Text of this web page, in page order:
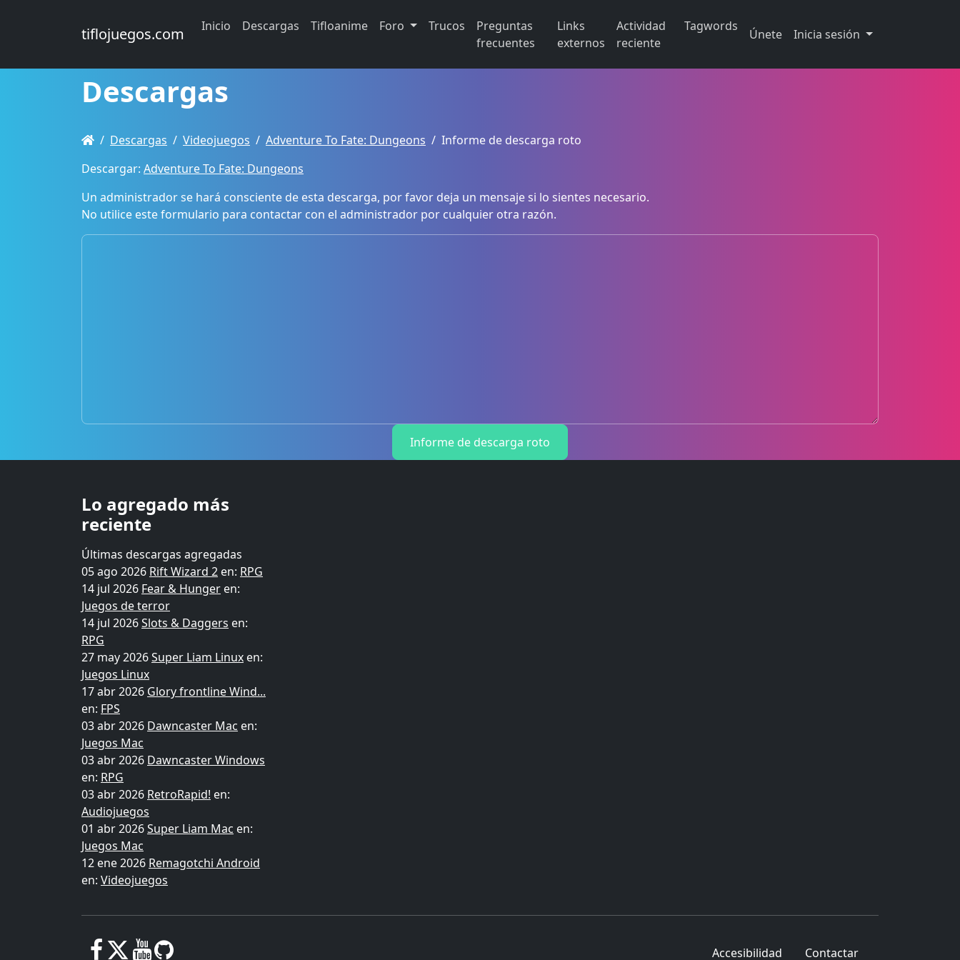
tiflojuegos.com Inicio Descargas Tifloanime Foro Trucos
Preguntas
frecuentes
Links
externos
Actividad
reciente
Tagwords
Únete Inicia sesión
Descargas
Descargas Videojuegos Adventure To Fate: Dungeons
Informe de descarga roto
Descargar: Adventure To Fate: Dungeons
Un administrador se hará consciente de esta descarga, por favor deja un mensaje si lo sientes necesario.
No utilice este formulario para contactar con el administrador por cualquier otra razón.
Informe de descarga roto
Lo agregado más
reciente
Últimas descargas agregadas
05 ago 2026 Rift Wizard 2 en: RPG
14 jul 2026 Fear & Hunger en:
Juegos de terror
14 jul 2026Slots & Daggers en:
RPG
27 may 2026Super Liam Linux en:
Juegos Linux
17 abr 2026 Glory frontline Wind...
en: FPS
03 abr 2026 Dawncaster Mac en:
Juegos Mac
03 abr 2026 Dawncaster Windows
en: RPG
03 abr 2026 RetroRapid! en:
Audiojuegos
01 abr 2026Super Liam Mac en:
Juegos Mac
12 ene 2026 Remagotchi Android
en: Videojuegos
Accesibilidad Contactar